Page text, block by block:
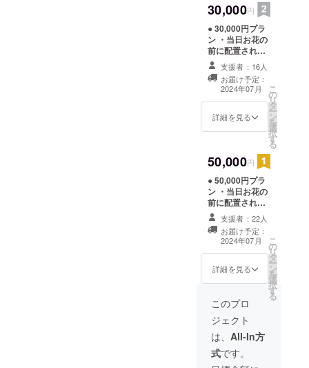
公演当日） ・限
定ブロマイド1枚
※サイズはL版(支
援時、ご希望の
メンバーの名前
を必ず下記の選
択肢からお選び
ください) ・メン
バー限定実写ア
クリルスタンド1
体 ※サイズは
4cm×13cm (デ
開、支援時、ご
希望のメンバー
の名前を必ず下
記の選択肢から
お選びくださ
い） ※上記の特
典のお渡しは
6/25公演当日予
30,000円
● 30,000円プラ
ン ・当日お花の
前に配置される
名前ボードにお
名前載り（文字
のみ） Thanks
欄 大サイズ（支
援時、必ず備考
欄に掲載を希望
の公演当日） ・
限定ブロマイド1
枚 ※サイズはL版
(支援時、ご希望
のメンバーの名
前を必ず下記の
選択肢からお選
びください) ・メ
ンバー限定実写
ド1体 ※サイズは
4cm×13cm,お渡
ザインは後日公
開、支援時、ご
希望のメンバー
の名前を必ず下
記の選択肢から
お選びくださ
支援者：16人
お届け予定：
2024年07月
詳細を見る
こ
の
リ
タ
ー
ン
を
選
択
す
る
50,000円
● 50,000円プラ
ン ・当日お花の
前に配置される
名前ボードにお
名前載り（文字
のみ） Special
Thanks欄 特大
サイズ（支援
時、必ず備考欄
記入ください ※
掲載期間 6/25の
公演当日） ・限
定ブロマイド1枚
※サイズはL版(支
援時、ご希望の
支援者：22人
お届け予定：
2024年07月
詳細を見る
こ
の
リ
タ
ー
ン
を
選
択
す
る
このプロ
ジェクト
は、 All-In方
式です。